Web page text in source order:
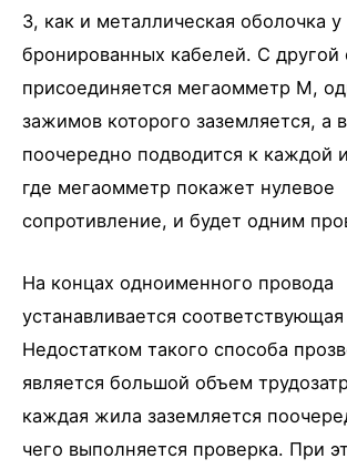
З, как и металлическая оболочка у
бронированных кабелей. С другой
присоединяется мегаомметр М,
зажимов которого заземляется, а
поочередно подводится к каждой
где мегаомметр покажет нулевое
сопротивление, и будет одним
На концах одноименного провода
устанавливается
Недостатком такого способа
является большой объем
каждая жила заземляется
чего выполняется проверка. При